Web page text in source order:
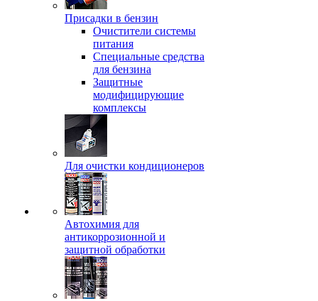
Присадки в бензин
Очистители системы
питания
Специальные срeдства
для бензина
Защитные
модифицирующие
комплексы
Для очистки кондиционеров
Автохимия для
антикоррозионной и
защитной обработки